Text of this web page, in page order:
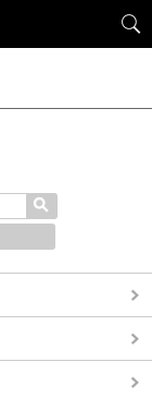
⚲